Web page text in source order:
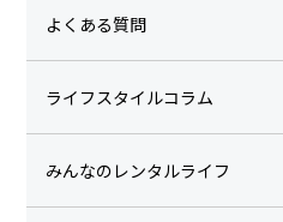
よくある質問
ライフスタイルコラム
みんなのレンタルライフ